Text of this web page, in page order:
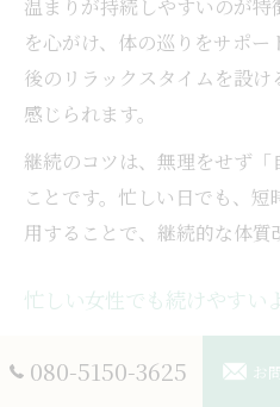
温まりが持続しやすいのが
を心がけ、体の巡りをサポ
後のリラックスタイムを設
感じられます。
継続のコツは、無理をせず
ことです。忙しい日でも、
用することで、継続的な体質
忙しい女性でも続けやすい
さ」が大きな魅力です。サ
080-5150-3625 お